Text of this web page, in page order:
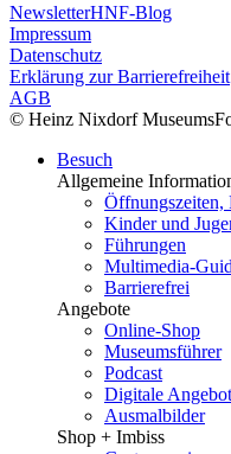
NewsletterHNF-Blog
Impressum
Datenschutz
Erklärung zur Barrierefreiheit
AGB
© Heinz Nixdorf
Besuch
Allgemeine
Öffnungszeiten,
Kinder und
Führungen
Multimedia-
Barrierefrei
Angebote
Online-Shop
Museumsführer
Podcast
Digitale
Ausmalbilder
Shop + Imbiss